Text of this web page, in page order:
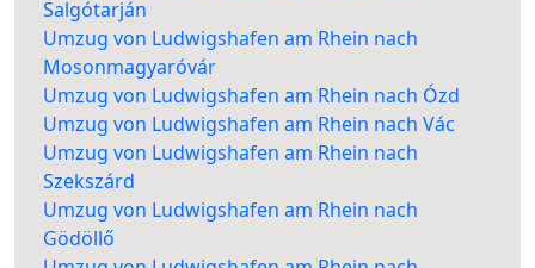
Salgótarján
Umzug von Ludwigshafen am Rhein nach
Mosonmagyaróvár
Umzug von Ludwigshafen am Rhein nach Ózd
Umzug von Ludwigshafen am Rhein nach Vác
Umzug von Ludwigshafen am Rhein nach
Szekszárd
Umzug von Ludwigshafen am Rhein nach
Gödöllő